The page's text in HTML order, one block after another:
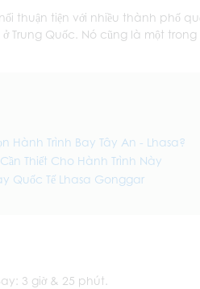
thuận tiện với nhiều thành phố
Trung Quốc. Nó cũng là một
Hành Trình Bay Tây An - Lhasa?
Thiết Cho Hành Trình Này
Quốc Tế Lhasa Gonggar
3 giờ & 25 phút.